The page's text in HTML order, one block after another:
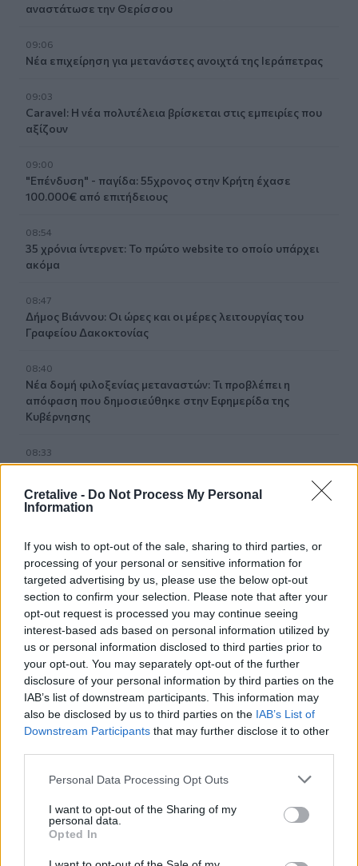
Cretalive - Do Not Process My Personal
Information
If you wish to opt-out of the sale, sharing to third parties, or
processing of your personal or sensitive information for
targeted advertising by us, please use the below opt-out
section to confirm your selection. Please note that after your
opt-out request is processed you may continue seeing
interest-based ads based on personal information utilized by
us or personal information disclosed to third parties prior to
your opt-out. You may separately opt-out of the further
disclosure of your personal information by third parties on the
IAB’s list of downstream participants. This information may
also be disclosed by us to third parties on the IAB’s List of
Downstream Participants that may further disclose it to other
Personal Data Processing Opt Outs
I want to opt-out of the Sharing of my
personal data.
Opted In
αναστάτωσε την Θερίσσου
09:06
Νέα επιχείρηση για μετανάστες ανοιχτά της Ιεράπετρας
09:03
Caravel: Η νέα πολυτέλεια βρίσκεται στις εμπειρίες που
αξίζουν
09:00
"Επένδυση" - παγίδα: 55χρονος στην Κρήτη έχασε
100.000€ από επιτήδειους
08:54
35 χρόνια ίντερνετ: Το πρώτο website το οποίο υπάρχει
ακόμα
08:47
Δήμος Βιάννου: Οι ώρες και οι μέρες λειτουργίας του
Γραφείου Δακοκτονίας
08:40
Νέα δομή φιλοξενίας μεταναστών: Τι προβλέπει η
απόφαση που δημοσιεύθηκε στην Εφημερίδα της
Κυβέρνησης
08:33
Η Ρωσία έπληξε δύο πλοία κοντά στο ουκρανικό λιμάνι
Υγείας Κρήτης αποχαιρετά τον Π. Μαματζάκη
08:19
Ελούντα: Ηλικιωμένος απειλούσε να πηδήξει από
μπαλκόνι
Η ΥΠΑ για τον εξοπλισμό αεροναυτιλίας στο νέο
αεροδρόμιο Καστελλίου
ΠΕΡΙΣΣΟΤΕΡΑ
ΣΧΕΤΙΚA AΡΘΡΑ